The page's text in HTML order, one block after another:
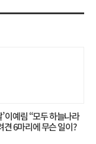
’ 이예림 “모두 하늘나라
6마리에 무슨 일이?